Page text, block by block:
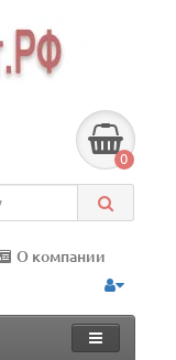
0
О компании